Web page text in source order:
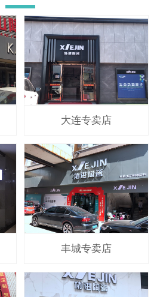
大连专卖店
丰城专卖店